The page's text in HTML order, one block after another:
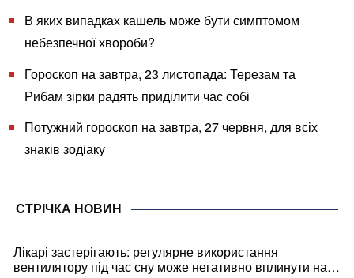
В яких випадках кашель може бути симптомом
небезпечної хвороби?
Гороскоп на завтра, 23 листопада: Терезам та
Рибам зірки радять приділити час собі
Потужний гороскоп на завтра, 27 червня, для всіх
знаків зодіаку
СТРІЧКА НОВИН
Лікарі застерігають: регулярне використання
вентилятору під час сну може негативно вплинути на